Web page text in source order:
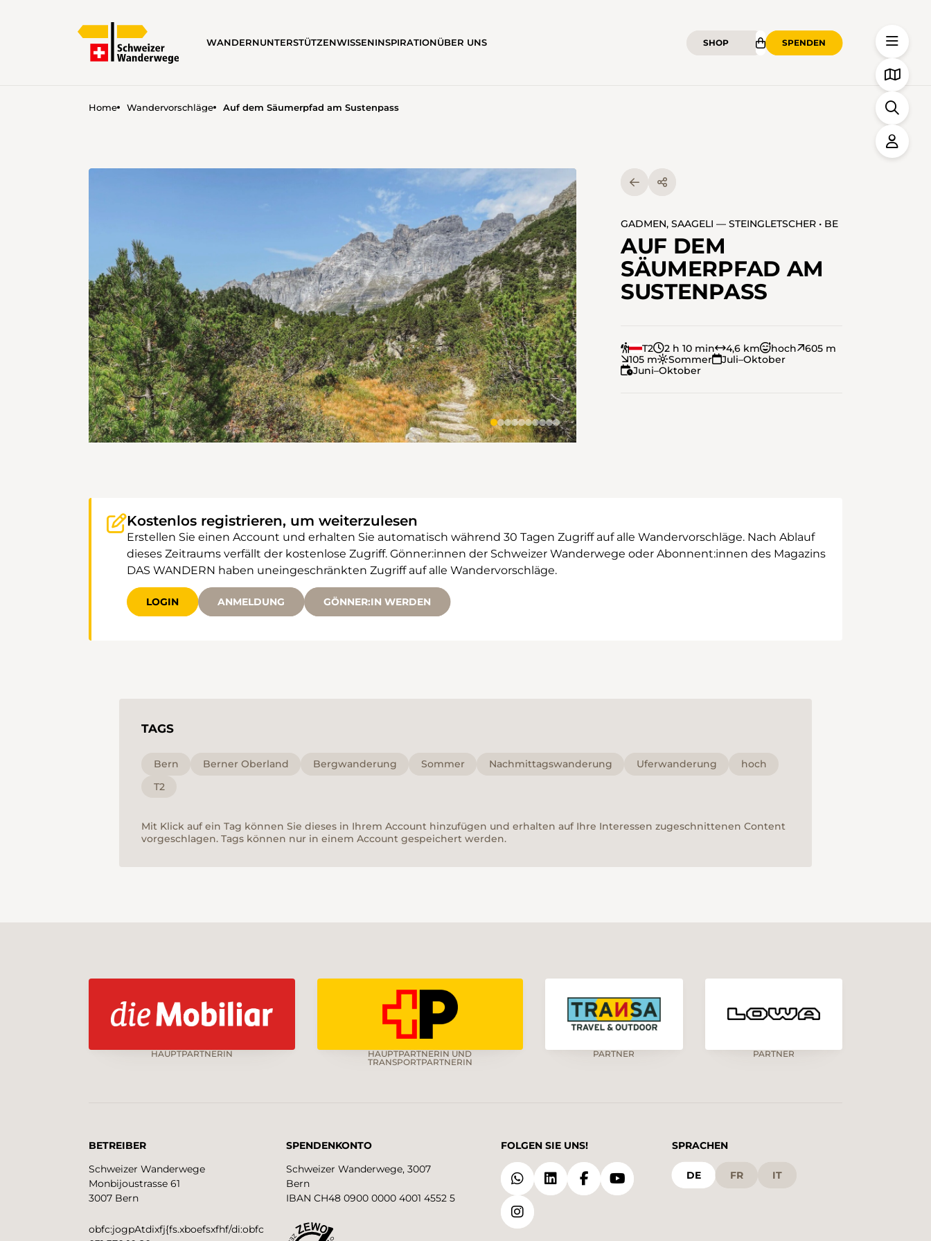
WANDERNUNTERSTÜTZENWISSENINSPIRATIONÜBER UNS SHOP SPENDEN
Home Wandervorschläge Auf dem Säumerpfad am Sustenpass
GADMEN, SAAGELI — STEINGLETSCHER • BE
AUF DEM
SÄUMERPFAD AM
SUSTENPASS
T2 2 h 10 min 4,6 km hoch
605 m
105 m
Sommer
Juli–Oktober
Juni–Oktober
Kostenlos registrieren, um weiterzulesen
Erstellen Sie einen Account und erhalten Sie automatisch während 30 Tagen Zugriff auf alle Wandervorschläge. Nach Ablauf
dieses Zeitraums verfällt der kostenlose Zugriff. Gönner:innen der Schweizer Wanderwege oder Abonnent:innen des Magazins
DAS WANDERN haben uneingeschränkten Zugriff auf alle Wandervorschläge.
LOGIN ANMELDUNG GÖNNER:IN WERDEN
TAGS
Bern Berner Oberland Bergwanderung Sommer Nachmittagswanderung Uferwanderung
hoch
T2
Mit Klick auf ein Tag können Sie dieses in Ihrem Account hinzufügen und erhalten auf Ihre Interessen zugeschnittenen Content
vorgeschlagen. Tags können nur in einem Account gespeichert werden.
HAUPTPARTNERIN
HAUPTPARTNERIN UND
TRANSPORTPARTNERIN
PARTNER PARTNER
BETREIBER
Schweizer Wanderwege
Monbijoustrasse 61
3007 Bern
obfc:jogpAtdixfj{fs.xboefsxfhf/di:obfc
SPENDENKONTO
Schweizer Wanderwege, 3007
Bern
IBAN CH48 0900 0000 4001 4552 5
FOLGEN SIE UNS! SPRACHEN
DE FR IT